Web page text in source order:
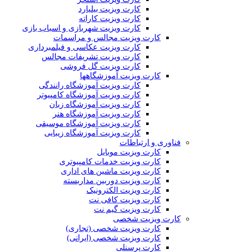
کارت ویزیت بیلیارد
کارت ویزیت کاراته
کارت ویزیت شهربازی و اسباب بازی
کارت ویزیت مجالس و مراسمات
کارت ویزیت عکاسی و فیلمبرداری
کارت ویزیت تشریفات مجالس
کارت ویزیت گل فروشی
کارت ویزیت آموزشگاهها
کارت ویزیت آموزشگاه رانندگی
کارت ویزیت آموزشگاه کامپیوتر
کارت ویزیت آموزشگاه زبان
کارت ویزیت آموزشگاه هنر
کارت ویزیت آموزشگاه موسیقی
کارت ویزیت آموزشگاه زیبایی
فناوری و ارتباطات
کارت ویزیت موبایل
کارت ویزیت خدمات کامپیوتری
کارت ویزیت ماشین های اداری
کارت ویزیت دوربین مداربسته
کارت ویزیت الکترونیک
کارت ویزیت کافی نت
کارت ویزیت گیم نت
کارت ویزیت شخصی
کارت ویزیت شخصی (تجاری)
کارت ویزیت شخصی (ایرانی)
کارت پرسنلی